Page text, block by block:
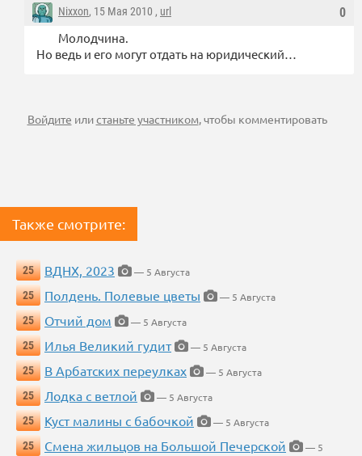
0
Nixxon, 15 Мая 2010 , url
Молодчина.
Но ведь и его могут отдать на юридический…
Войдите илистаньте участником, чтобы комментировать
Также смотрите:
25 ВДНХ, 2023
— 5 Августа
25
Полдень. Полевые цветы
— 5 Августа
25
Отчий дом
— 5 Августа
25
Илья Великий гудит
— 5 Августа
25
В Арбатских переулках
— 5 Августа
25
Лодка с ветлой
— 5 Августа
25
Куст малины с бабочкой
— 5 Августа
25
Смена жильцов на Большой Печерской
— 5